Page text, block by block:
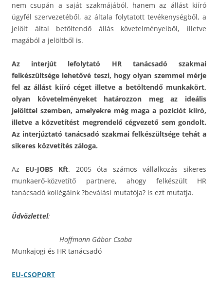
nem csupán a saját szakmájából, hanem az állást kiíró
ügyfél szervezetéből, az általa folytatott tevékenységből, a
jelölt által betöltendő állás követelményeiből, illetve
magából a jelöltből is.
Az interjút lefolytató HR tanácsadó szakmai
felkészültsége lehetővé teszi, hogy olyan szemmel mérje
fel az állást kiíró céget illetve a betöltendő munkakört,
olyan követelményeket határozzon meg az ideális
jelölttel szemben, amelyekre még maga a pozíciót kiíró,
illetve a közvetítést megrendelő cégvezető sem gondolt.
Az interjúztató tanácsadó szakmai felkészültsége tehát a
sikeres közvetítés záloga.
Az EU-JOBS Kft. 2005 óta számos vállalkozás sikeres
munkaerő-közvetítő partnere, ahogy felkészült HR
tanácsadó kollégáink ?beválási mutatója? is ezt mutatja.
Üdvözlettel:
Hoffmann Gábor Csaba
Munkajogi és HR tanácsadó
EU-CSOPORT